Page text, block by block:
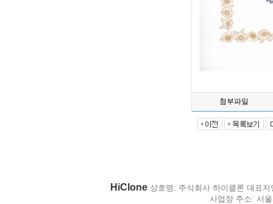
첨부파일
HiClone상호명: 주식회사 하이클론 대표자
사업장 주소: 서